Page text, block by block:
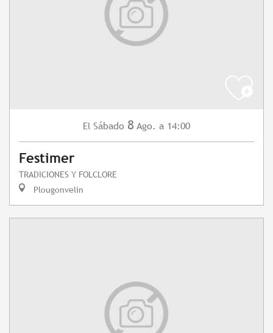
El Sábado 8 Ago. a 14:00
Festimer
TRADICIONES Y FOLCLORE
Plougonvelin